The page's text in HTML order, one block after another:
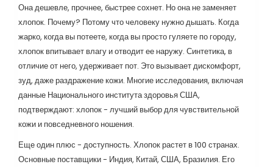
Она дешевле, прочнее, быстрее сохнет. Но она не заменяет
хлопок. Почему? Потому что человеку нужно дышать. Когда
жарко, когда вы потеете, когда вы просто гуляете по городу,
хлопок впитывает влагу и отводит ее наружу. Синтетика, в
отличие от него, удерживает пот. Это вызывает дискомфорт,
зуд, даже раздражение кожи. Многие исследования, включая
данные Национального института здоровья США,
подтверждают: хлопок - лучший выбор для чувствительной
кожи и повседневного ношения.
Еще один плюс - доступность. Хлопок растет в 100 странах.
Основные поставщики - Индия, Китай, США, Бразилия. Его